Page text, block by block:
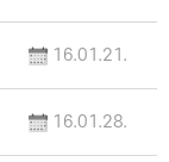
16.01.21.
16.01.28.